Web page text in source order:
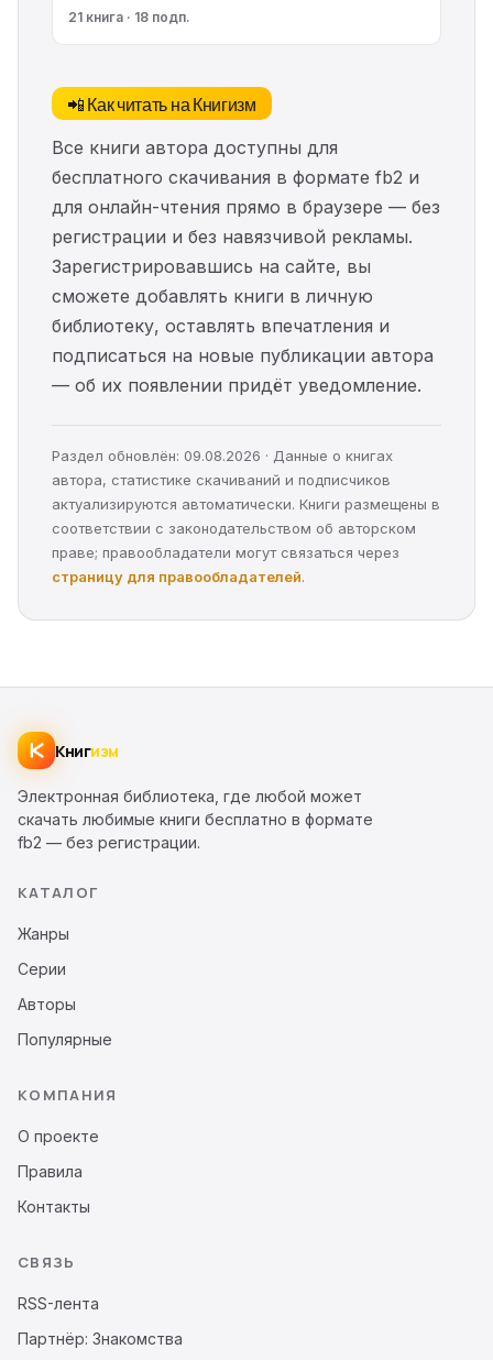
21 книга · 18 подп.
📲 Как читать на Книгизм
Все книги автора доступны для
бесплатного скачивания в формате fb2 и
для онлайн-чтения прямо в браузере — без
регистрации и без навязчивой рекламы.
Зарегистрировавшись на сайте, вы
сможете добавлять книги в личную
библиотеку, оставлять впечатления и
подписаться на новые публикации автора
— об их появлении придёт уведомление.
Раздел обновлён: 09.08.2026 · Данные о книгах
автора, статистике скачиваний и подписчиков
актуализируются автоматически. Книги размещены в
соответствии с законодательством об авторском
праве; правообладатели могут связаться через
страницу для правообладателей.
Книгизм
Электронная библиотека, где любой может
скачать любимые книги бесплатно в формате
fb2 — без регистрации.
КАТАЛОГ
Жанры
Серии
Авторы
Популярные
КОМПАНИЯ
О проекте
Правила
Контакты
СВЯЗЬ
RSS-лента
Партнёр: Знакомства